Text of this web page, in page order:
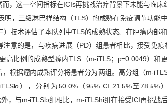
，这一空间指标在ICIs再挑战治疗背景下未能与临床
明，三级淋巴样结构（TLS）的成熟在免疫调节功能
）技术评估了本队列中TLS的成熟状态。在肿瘤内部
注意的是，与疾病进展（PD）组患者相比，接受免
高比例的成熟型瘤内TLS（m-iTLS；p=0.0049）和
根据瘤内成熟评分将患者分为两组。高分组（m-
），分别为50.0%（95% CI 21.5%至78.5%
，与m-iTLSlo组相比，m-iTLShi组在接受ICI再挑战